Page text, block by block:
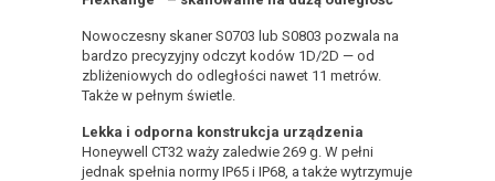
Nowoczesny skaner S0703 lub S0803 pozwala na
bardzo precyzyjny odczyt kodów 1D/2D — od
zbliżeniowych do odległości nawet 11 metrów.
Także w pełnym świetle.
Lekka i odporna konstrukcja urządzenia
Honeywell CT32 waży zaledwie 269 g. W pełni
jednak spełnia normy IP65 i IP68, a także wytrzymuje